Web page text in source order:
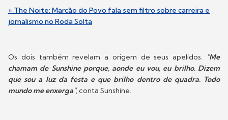
+ The Noite: Marcão do Povo fala sem filtro sobre carreira e
jornalismo no Roda Solta
Os dois também revelam a origem de seus apelidos.
"Me
chamam de Sunshine porque, aonde eu vou, eu brilho. Dizem
que sou a luz da festa e que brilho dentro de quadra. Todo
mundo me enxerga",conta Sunshine.